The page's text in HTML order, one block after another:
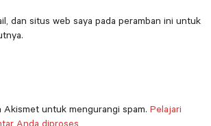
dan situs web saya pada peramban ini untuk
untuk mengurangi spam. Pelajari
Anda diproses